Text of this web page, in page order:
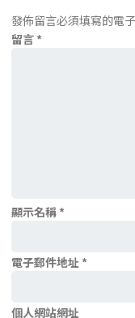
發佈留言必須填寫的電
留言 *
顯示名稱 *
電子郵件地址 *
個人網站網址